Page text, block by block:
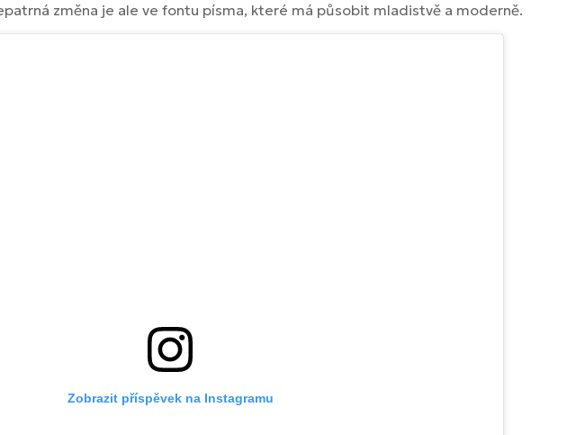
změna je ale ve fontu písma, které má působit mladistvě a moderně.
Zobrazit příspěvek na Instagramu